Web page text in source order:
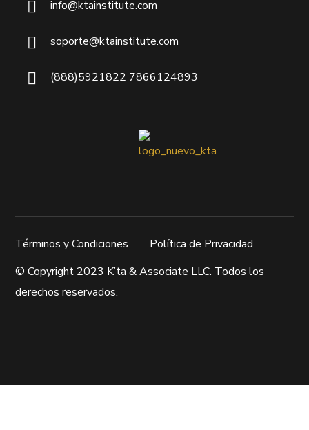
info@ktainstitute.com
soporte@ktainstitute.com
(888)5921822 7866124893
Términos y Condiciones
Política de Privacidad
© Copyright 2023 K’ta & Associate LLC. Todos los
derechos reservados.